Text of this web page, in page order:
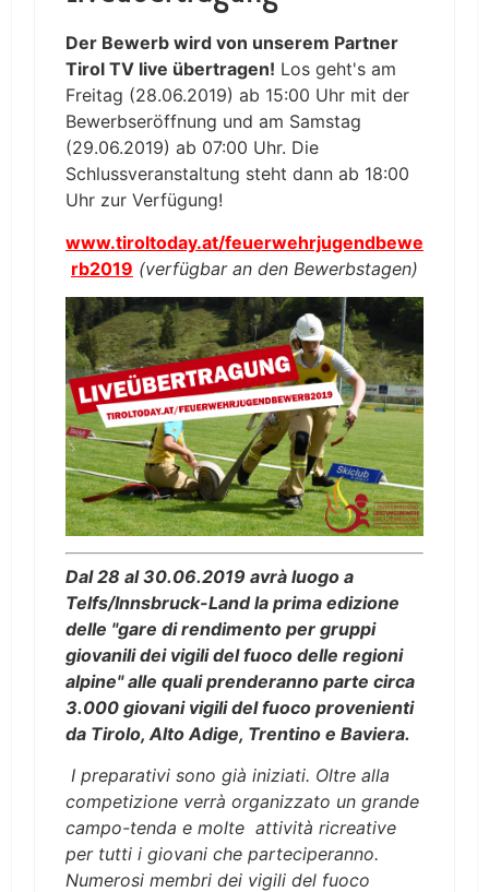
Der Bewerb wird von unserem Partner
Tirol TV live übertragen! Los geht's am
Freitag (28.06.2019) ab 15:00 Uhr mit der
Bewerbseröffnung und am Samstag
(29.06.2019) ab 07:00 Uhr. Die
Schlussveranstaltung steht dann ab 18:00
Uhr zur Verfügung!
www.tiroltoday.at/feuerwehrjugendbewe
rb2019 (verfügbar an den Bewerbstagen)
Dal 28 al 30.06.2019 avrà luogo a
Telfs/Innsbruck-Land la prima edizione
delle "gare di rendimento per gruppi
giovanili dei vigili del fuoco delle regioni
alpine" alle quali prenderanno parte circa
3.000 giovani vigili del fuoco provenienti
da Tirolo, Alto Adige, Trentino e Baviera.
I preparativi sono già iniziati. Oltre alla
competizione verrà organizzato un grande
campo-tenda e molte attività ricreative
per tutti i giovani che parteciperanno.
Numerosi membri dei vigili del fuoco